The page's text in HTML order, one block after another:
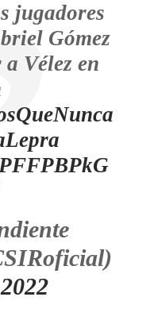
jugadores
Gómez
Vélez en